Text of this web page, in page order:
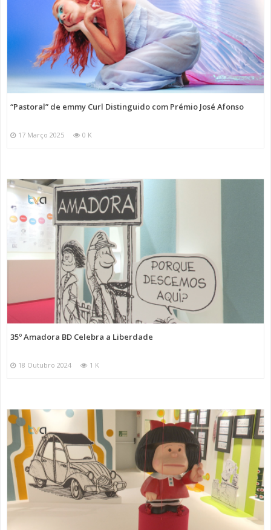
“Pastoral” de emmy Curl Distinguido com Prémio José Afonso
17 Março 2025 0 K
35º Amadora BD Celebra a Liberdade
18 Outubro 2024 1 K